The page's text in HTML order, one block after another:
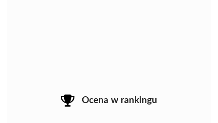
Ocena w rankingu